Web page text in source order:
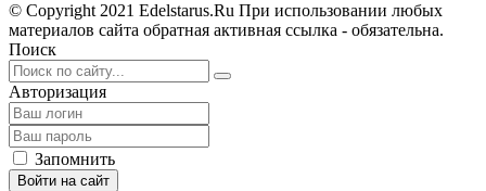
© Copyright 2021 Edelstarus.Ru При использовании любых
материалов сайта обратная активная ссылка - обязательна.
Поиск
Авторизация
Запомнить
Войти на сайт